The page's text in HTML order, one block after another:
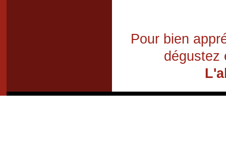
Pour bien
dégustez